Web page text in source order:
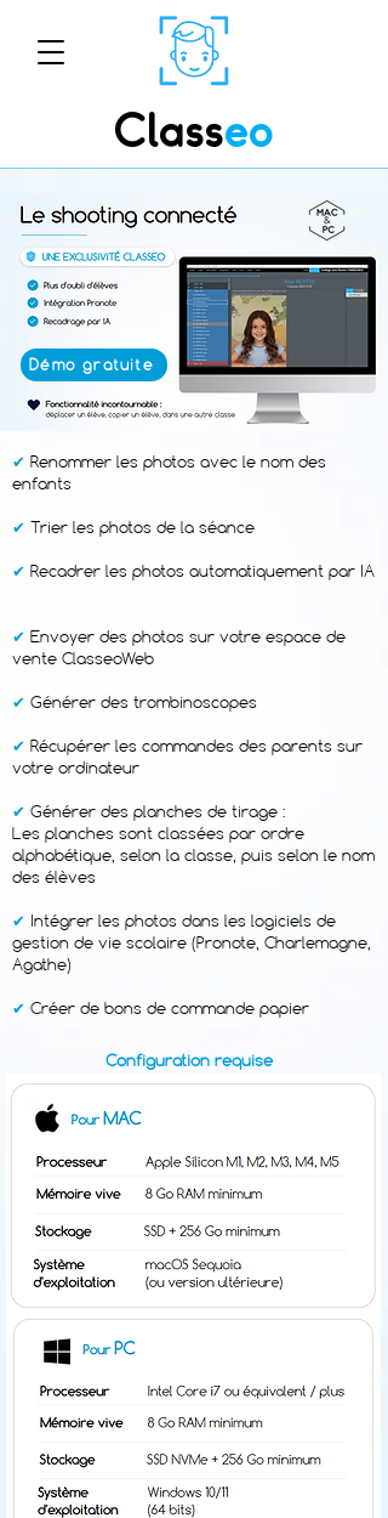
Classeo
Démo gratuite
✔ Renommer les photos avec le nom des
enfants
✔ Trier les photos de la séance
✔ Recadrer les photos automatiquement par IA
✔ Envoyer des photos sur votre espace de
vente ClasseoWeb​
✔ Générer des trombinoscopes
✔ Récupérer les commandes des parents sur
votre ordinateur
✔ Générer des planches de tirage :
​​Les planches sont classées par ordre
alphabétique, selon la classe, puis selon le nom
des élèves
✔ Intégrer les photos dans les logiciels de
gestion de vie scolaire (Pronote, Charlemagne,
Agathe)
✔ Créer de bons de commande papier​
Configuration requise